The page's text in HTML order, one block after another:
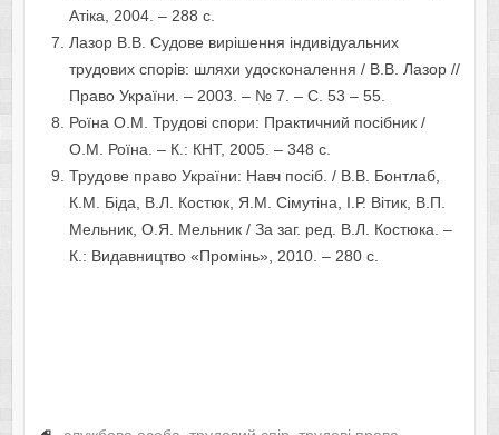
Атіка, 2004. – 288 с.
Лазор В.В. Судове вирішення індивідуальних
трудових спорів: шляхи удосконалення / В.В. Лазор //
Право України. – 2003. – № 7. – С. 53 – 55.
Роїна О.М. Трудові спори: Практичний посібник /
О.М. Роїна. – К.: КНТ, 2005. – 348 с.
Трудове право України: Навч посіб. / В.В. Бонтлаб,
К.М. Біда, В.Л. Костюк, Я.М. Сімутіна, І.Р. Вітик, В.П.
Мельник, О.Я. Мельник / За заг. ред. В.Л. Костюка. –
К.: Видавництво «Промінь», 2010. – 280 с.